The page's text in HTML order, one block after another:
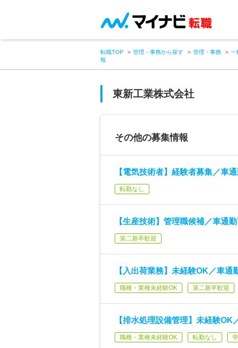
転職TOP 管理・事務から探す 管理・事務 一
報
東新工業株式会社
その他の募集情報
【電気技術者】経験者募集／車
転勤なし
【生産技術】管理職候補／車通
第二新卒歓迎
【入出荷業務】未経験OK／車
職種・業種未経験OK 第二新卒歓迎
【排水処理設備管理】未経験OK
職種・業種未経験OK 転勤なし